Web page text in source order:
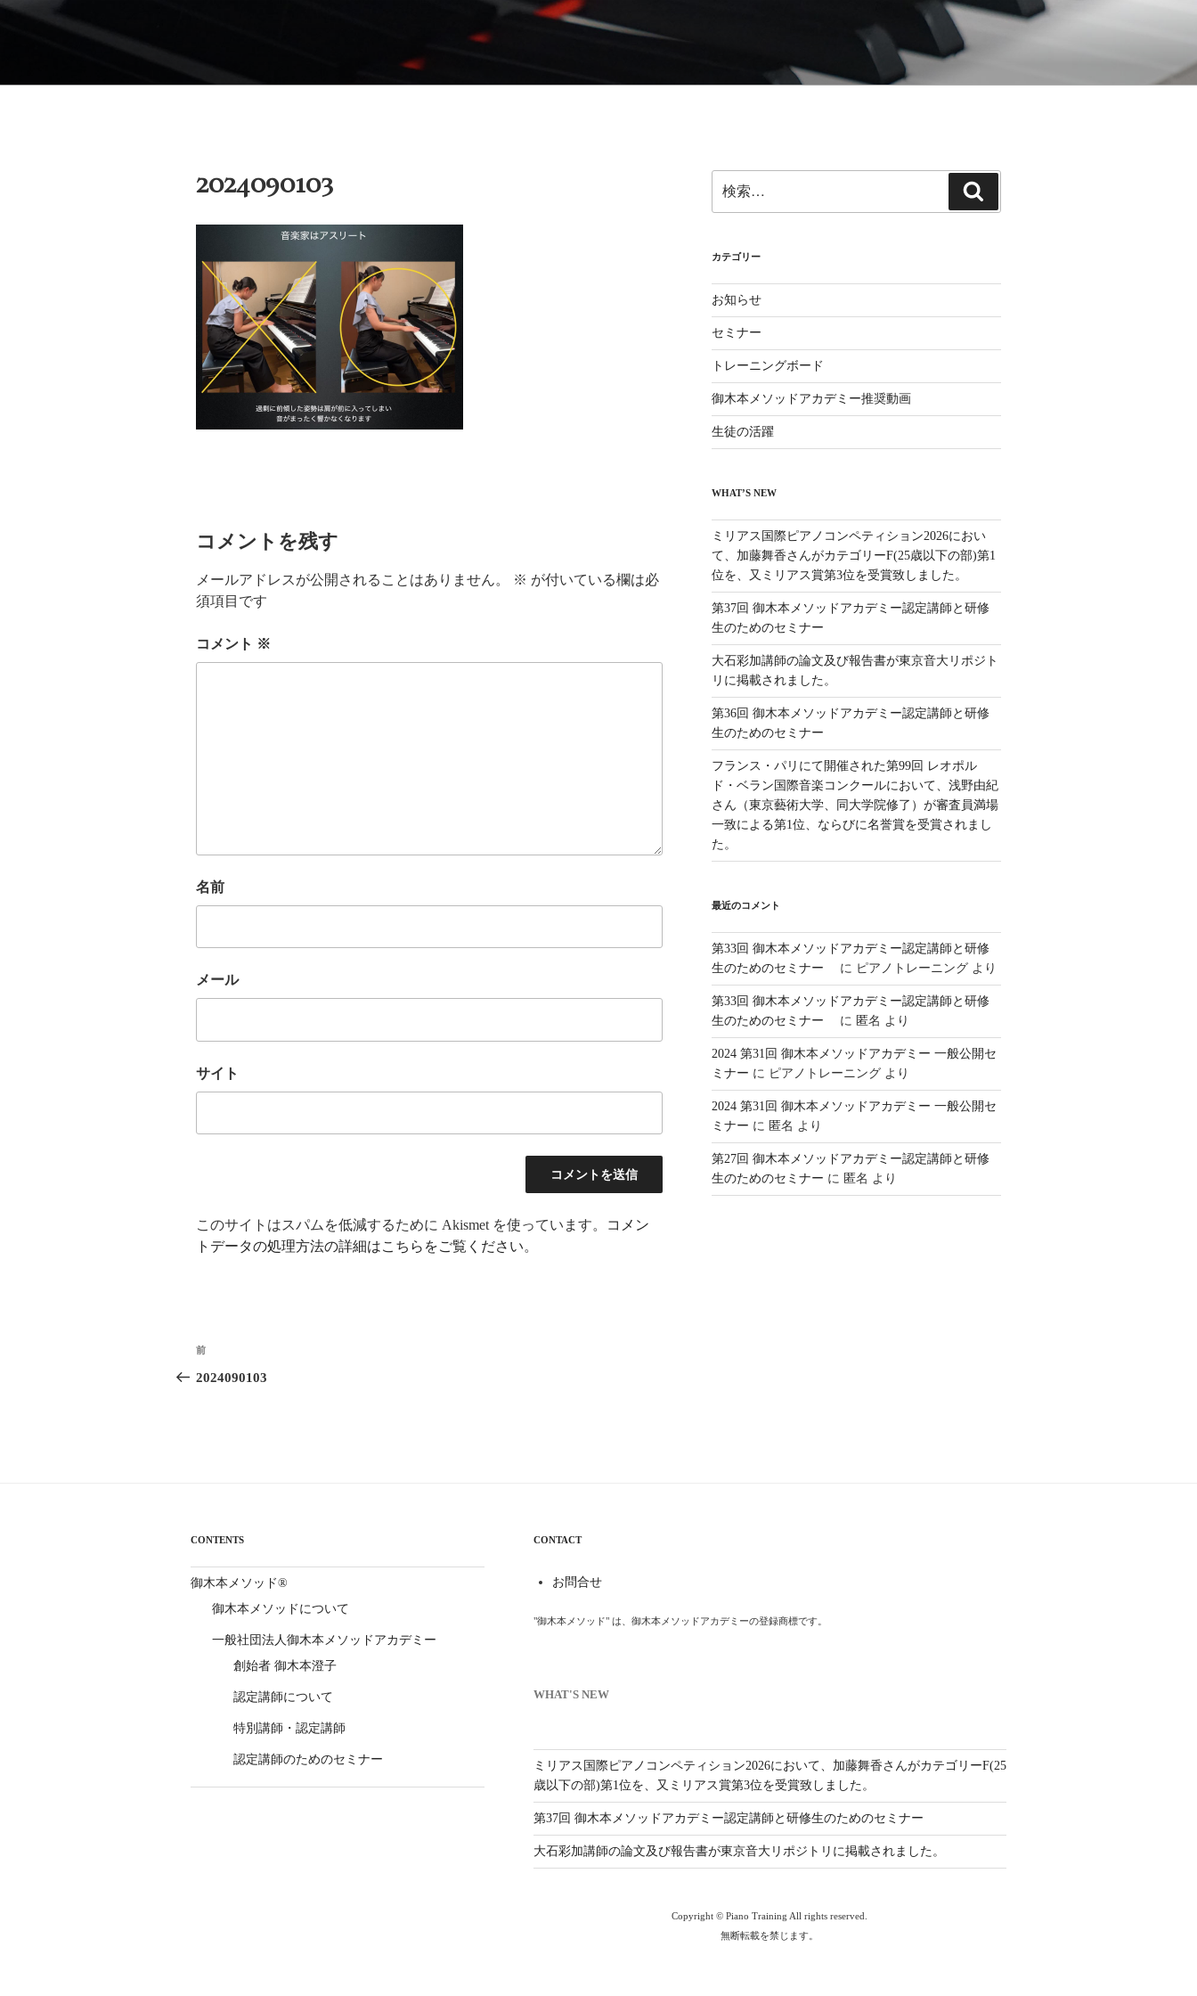
コ
脳や筋肉をトレーニングしながら奏法を学び、美しい音と自然で優れたテクニックを身に付けてゆく「御木本メソッド」の公式ウェ
2024090103
コメントを残す
メールアドレスが公開されることはありません。 ※ が付いている欄は必
須項目です
コメント ※
名前
メール
サイト
このサイトはスパムを低減するために Akismet を使っています。
コメン
トデータの処理方法の詳細はこちらをご覧ください。
投
稿
シ
ョ
ン
前
の
前
2024090103
索:
索
カテゴリー
お知らせ
セミナー
トレーニングボード
御木本メソッドアカデミー推奨動画
生徒の活躍
WHAT’S NEW
ミリアス国際ピアノコンペティション2026におい
て、加藤舞香さんがカテゴリーF(25歳以下の部)第1
位を、又ミリアス賞第3位を受賞致しました。
第37回 御木本メソッドアカデミー認定講師と研修
生のためのセミナー
大石彩加講師の論文及び報告書が東京音大リポジト
リに掲載されました。
第36回 御木本メソッドアカデミー認定講師と研修
生のためのセミナー
フランス・パリにて開催された第99回 レオポル
ド・ベラン国際音楽コンクールにおいて、浅野由紀
さん（東京藝術大学、同大学院修了）が審査員満場
一致による第1位、ならびに名誉賞を受賞されまし
た。
最近のコメント
第33回 御木本メソッドアカデミー認定講師と研修
生のためのセミナー
に ピアノトレーニングより
第33回 御木本メソッドアカデミー認定講師と研修
生のためのセミナー
に 匿名 より
2024 第31回 御木本メソッドアカデミー 一般公開セ
ミナー に ピアノトレーニングより
2024 第31回 御木本メソッドアカデミー 一般公開セ
ミナー に 匿名 より
第27回 御木本メソッドアカデミー認定講師と研修
生のためのセミナー に 匿名 より
CONTENTS
御木本メソッド®
御木本メソッドについて
一般社団法人御木本メソッドアカデミー
創始者 御木本澄子
認定講師について
特別講師・認定講師
認定講師のためのセミナー
CONTACT
お問合せ
"御木本メソッド" は、御木本メソッドアカデミーの登録商標です。
WHAT'S NEW
ミリアス国際ピアノコンペティション2026において、加藤舞香さんがカテゴリーF(25
歳以下の部)第1位を、又ミリアス賞第3位を受賞致しました。
第37回 御木本メソッドアカデミー認定講師と研修生のためのセミナー
大石彩加講師の論文及び報告書が東京音大リポジトリに掲載されました。
Copyright © Piano Training All rights reserved.
無断転載を禁じます。